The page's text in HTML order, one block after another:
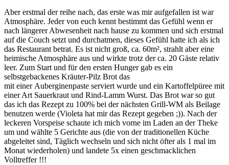
Aber erstmal der reihe nach, das erste was mir aufgefallen ist war
Atmosphäre. Jeder von euch kennt bestimmt das Gefühl wenn er
nach längerer Abwesenheit nach hause zu kommen und sich erstmal
auf die Couch setzt und durchatmen, dieses Gefühl hatte ich als ich
das Restaurant betrat. Es ist nicht groß, ca. 60m², strahlt aber eine
heimische Atmosphäre aus und wirkte trotz der ca. 20 Gäste relativ
leer. Zum Start und für den ersten Hunger gab es ein
selbstgebackenes Kräuter-Pilz Brot das
mit einer Auberginenpaste serviert wurde und ein Kartoffelpüree mit
einer Art Sauerkraut und Rind-Lamm Wurst. Das Brot war so gut
das ich das Rezept zu 100% bei der nächsten Grill-WM als Beilage
benutzen werde (Violeta hat mir das Rezept gegeben ;)). Nach der
leckeren Vorspeise schaute ich mich vorne im Laden an der Theke
um und wählte 5 Gerichte aus (die von der traditionellen Küche
abgeleitet sind, Täglich wechseln und sich nicht öfter als 1 mal im
Monat wiederholen) und landete 5x einen geschmacklichen
Volltreffer !!!